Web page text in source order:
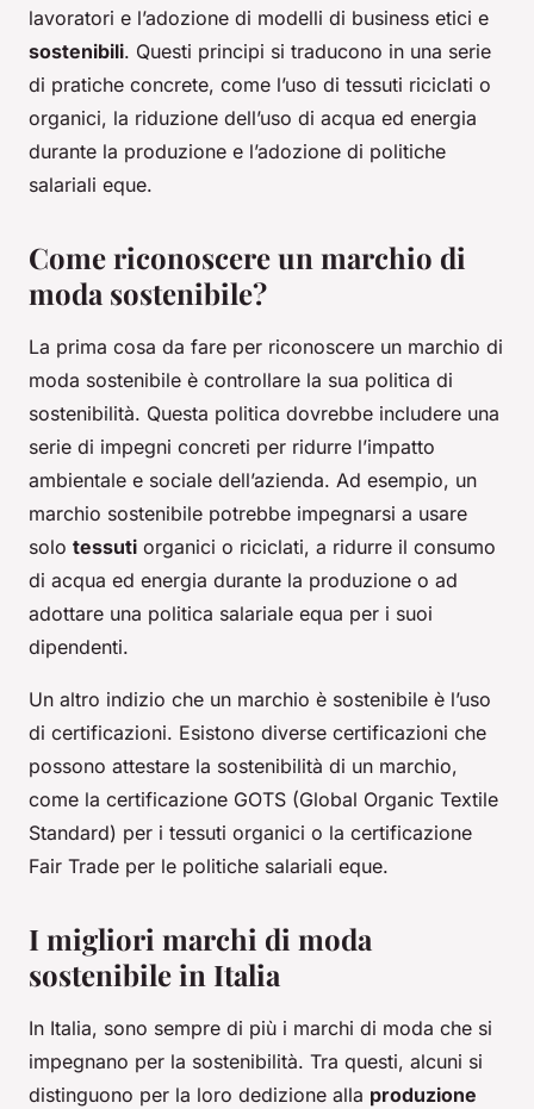
lavoratori e l’adozione di modelli di business etici e
sostenibili. Questi principi si traducono in una serie
di pratiche concrete, come l’uso di tessuti riciclati o
organici, la riduzione dell’uso di acqua ed energia
durante la produzione e l’adozione di politiche
salariali eque.
Come riconoscere un marchio di
moda sostenibile?
La prima cosa da fare per riconoscere un marchio di
moda sostenibile è controllare la sua politica di
sostenibilità. Questa politica dovrebbe includere una
serie di impegni concreti per ridurre l’impatto
ambientale e sociale dell’azienda. Ad esempio, un
marchio sostenibile potrebbe impegnarsi a usare
solo tessuti organici o riciclati, a ridurre il consumo
di acqua ed energia durante la produzione o ad
adottare una politica salariale equa per i suoi
dipendenti.
Un altro indizio che un marchio è sostenibile è l’uso
di certificazioni. Esistono diverse certificazioni che
possono attestare la sostenibilità di un marchio,
come la certificazione GOTS (Global Organic Textile
Standard) per i tessuti organici o la certificazione
Fair Trade per le politiche salariali eque.
I migliori marchi di moda
sostenibile in Italia
In Italia, sono sempre di più i marchi di moda che si
impegnano per la sostenibilità. Tra questi, alcuni si
distinguono per la loro dedizione alla produzione